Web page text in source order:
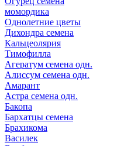
момордика
Однолетние цветы
Дихондра семена
Кальцеолярия
Тимофилла
Агератум семена одн.
Алиссум семена одн.
Амарант
Астра семена одн.
Бакопа
Бархатцы семена
Брахикома
Василек